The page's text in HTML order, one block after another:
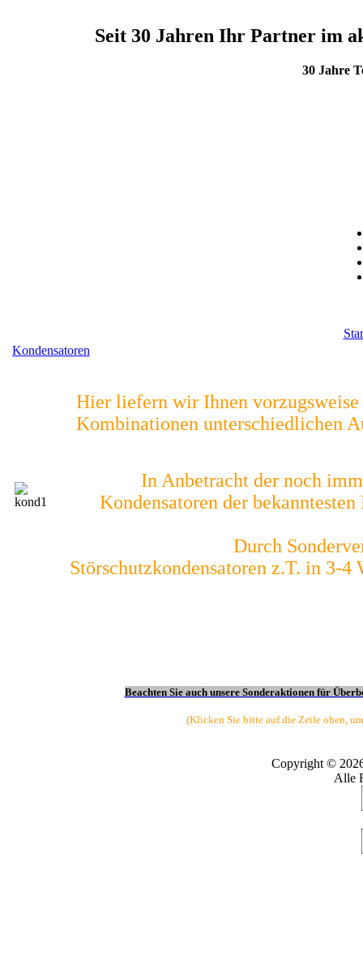
Seit 30 Jahren Ihr Partner im
30 Jahre
Kondensatoren
Hier liefern wir Ihnen
Kombinationen unterschiedlichen
In Anbetracht der noch
Kondensatoren der
Durch
Störschutzkondensatoren z.T. in 3-
Beachten Sie auch unsere Sonderaktionen für
(Klicken Sie bitte auf die Zeile oben,
Copyright ©
Alle